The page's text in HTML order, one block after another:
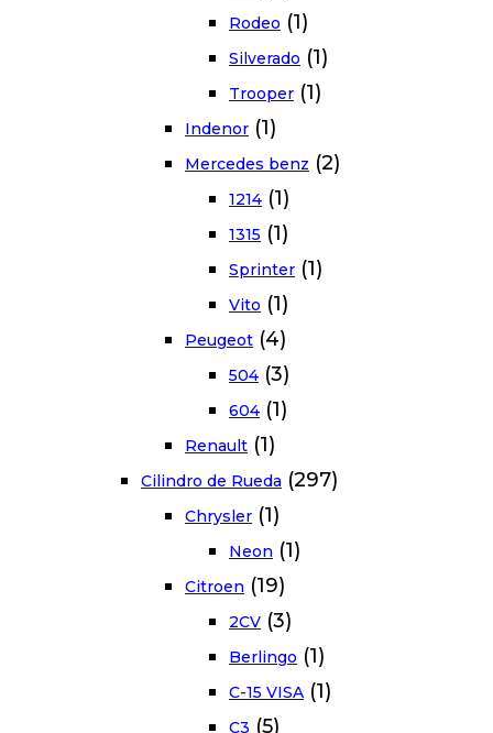
Rodeo (1)
Silverado (1)
Trooper (1)
Indenor (1)
Mercedes benz (2)
1214 (1)
1315 (1)
Sprinter (1)
Vito (1)
Peugeot (4)
504 (3)
604 (1)
Renault (1)
Cilindro de Rueda (297)
Chrysler (1)
Neon (1)
Citroen (19)
2CV (3)
Berlingo (1)
C-15 VISA (1)
C3 (5)